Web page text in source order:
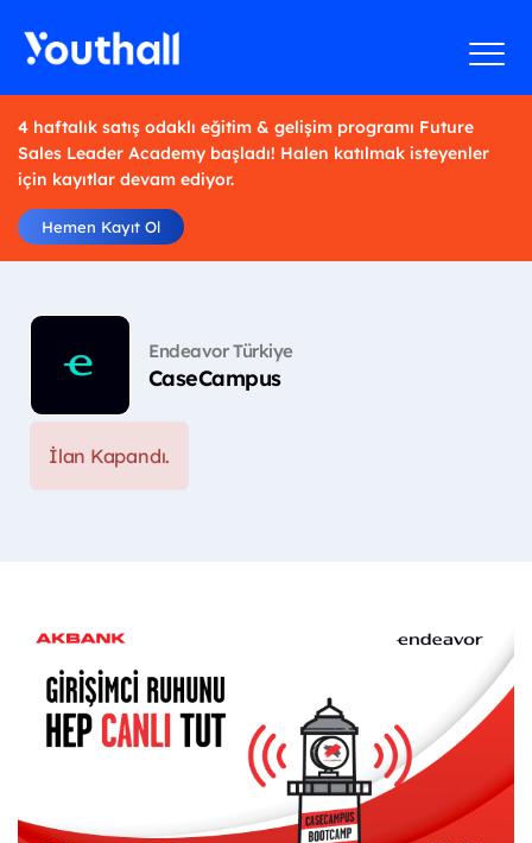
4 haftalık satış odaklı eğitim & gelişim programı Future
Sales Leader Academy başladı! Halen katılmak isteyenler
için kayıtlar devam ediyor.
Hemen Kayıt Ol
Endeavor Türkiye
CaseCampus
İlan Kapandı.